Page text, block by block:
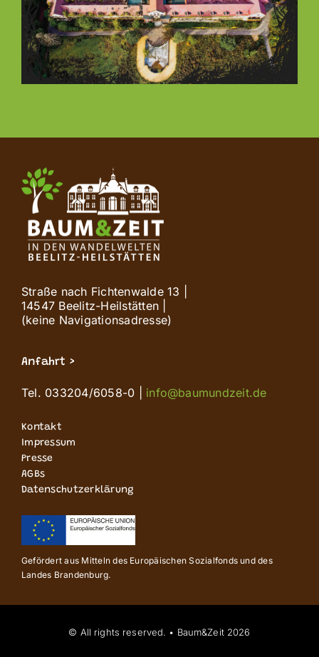
Straße nach Fichtenwalde 13 |
14547 Beelitz-Heilstätten |
(keine Navigationsadresse)
Anfahrt >
Tel. 033204/6058-0 | info@baumundzeit.de
Kontakt
Impressum
Presse
AGBs
Datenschutzerklärung
Gefördert aus Mitteln des Europäischen Sozialfonds und des
Landes Brandenburg.
© All rights reserved. • Baum&Zeit 2026